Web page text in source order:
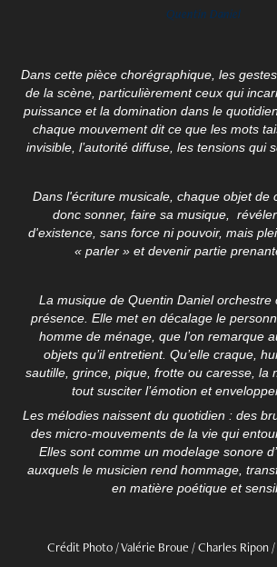
Quentin Daniel
Dans cette pièce chorégraphique, les
de la scène, particulièrement ceux qui
puissance et la domination dans le
chaque mouvement dit ce que les mots
invisible, l’autorité diffuse, les tensions qui
Dans l'écriture musicale, chaque objet de
donc sonner, faire sa musique,
d'existence, sans force ni pouvoir, mais
« parler » et devenir partie
La musique de Quentin Daniel orchestre
présence. Elle met en décalage le
homme de ménage, que l’on remarque
objets qu’il entretient. Qu’elle craque,
sautille, grince, pique, frotte ou caresse, la
tout susciter l’émotion et
Les mélodies naissent du quotidien : des
des micro-mouvements de la vie qui
Elles sont comme un modelage sonore
auxquels le musicien rend hommage,
en matière poétique et
Crédit Photo / Valérie Broue / Charles Ripon